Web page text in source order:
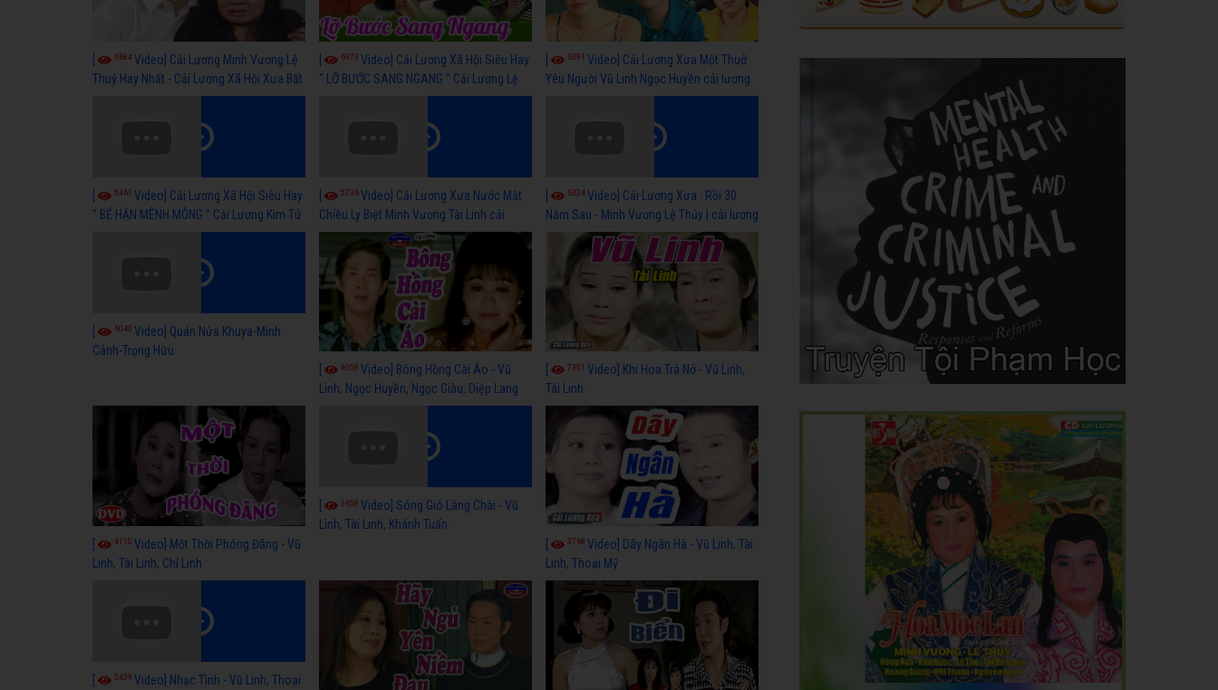
6684Video] Cải Lương Minh Vương Lệ
Thuỷ Hay Nhất - Cải Lương Xã Hội Xưa Bất
6973 Video] Cải Lương Xã Hội Siêu Hay
" LỠ BƯỚC SANG NGANG " Cải Lương Lệ
Thuỷ, Thanh Tuấn, Hồng Nga
6391 Video] Cải Lương Xưa Một Thuở
Yêu Người Vũ Linh Ngọc Huyền cải lương
5461 Video] Cải Lương Xã Hội Siêu Hay
" BỂ HẬN MÊNH MÔNG " Cải Lương Kim Tử
Long, Thanh Ngân Hay Nhất
5736Video] Cải Lương Xưa Nước Mắt
Chiều Ly Biệt Minh Vương Tài Linh cải
lương xã hội hay nhất
6324Video] Cải Lương Xưa : Rồi 30
Năm Sau - Minh Vương Lệ Thủy | cải lương
xã hội hay nhất
6040 Video] Quán Nửa Khuya-Minh
Cảnh-Trọng Hữu
9058 Video] Bông Hồng Cài Áo - Vũ
Linh, Ngọc Huyền, Ngọc Giàu, Diệp Lang
7351 Video] Khi Hoa Trà Nở - Vũ Linh,
Tài Linh
4110 Video] Một Thời Phóng Đãng - Vũ
Linh, Tài Linh, Chí Linh
3658 Video] Sóng Gió Làng Chài - Vũ
Linh, Tài Linh, Khánh Tuấn
3768 Video] Dãy Ngân Hà - Vũ Linh, Tài
Linh, Thoại Mỹ
3439 Video] Nhạc Tình - Vũ Linh, Thoại